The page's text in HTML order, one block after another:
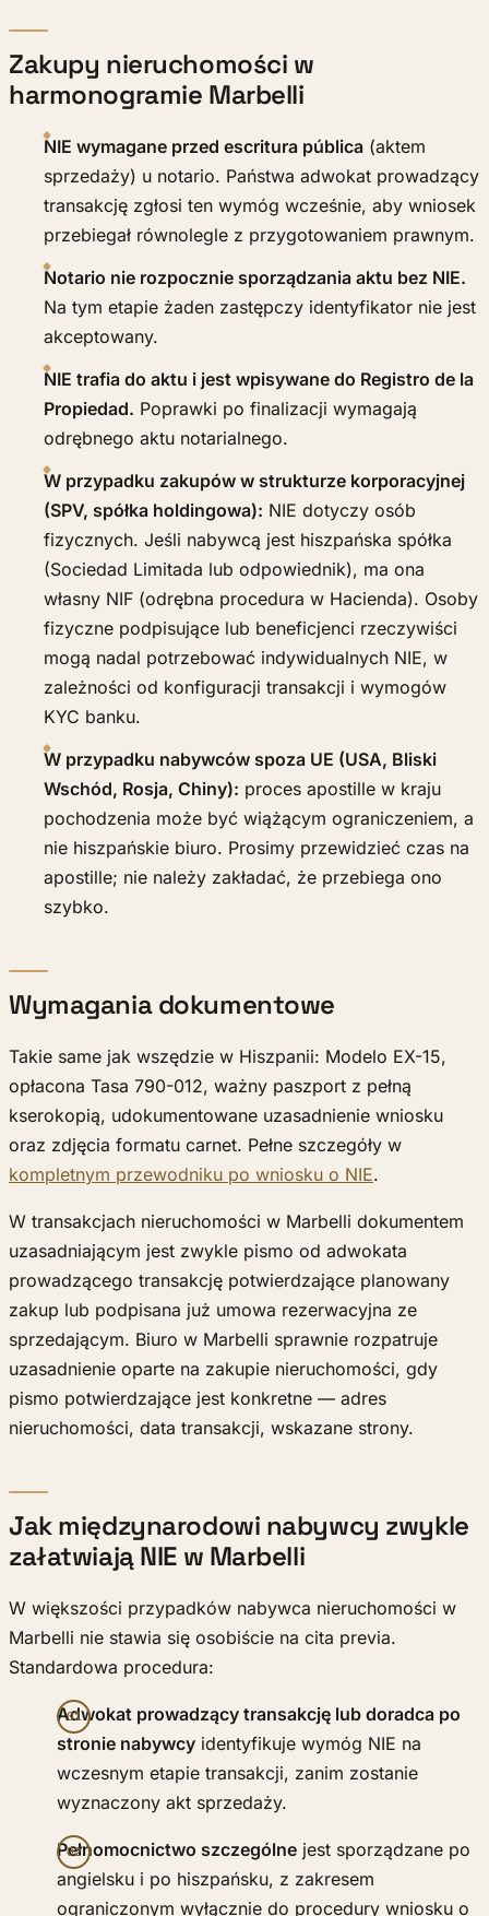
Zakupy nieruchomości w
harmonogramie Marbelli
NIE wymagane przed escritura pública (aktem
sprzedaży) u notario. Państwa adwokat prowadzący
transakcję zgłosi ten wymóg wcześnie, aby wniosek
przebiegał równolegle z przygotowaniem prawnym.
Notario nie rozpocznie sporządzania aktu bez NIE.
Na tym etapie żaden zastępczy identyfikator nie jest
akceptowany.
NIE trafia do aktu i jest wpisywane do Registro de la
Propiedad. Poprawki po finalizacji wymagają
odrębnego aktu notarialnego.
W przypadku zakupów w strukturze korporacyjnej
(SPV, spółka holdingowa): NIE dotyczy osób
fizycznych. Jeśli nabywcą jest hiszpańska spółka
(Sociedad Limitada lub odpowiednik), ma ona
własny NIF (odrębna procedura w Hacienda). Osoby
fizyczne podpisujące lub beneficjenci rzeczywiści
mogą nadal potrzebować indywidualnych NIE, w
zależności od konfiguracji transakcji i wymogów
KYC banku.
W przypadku nabywców spoza UE (USA, Bliski
Wschód, Rosja, Chiny): proces apostille w kraju
pochodzenia może być wiążącym ograniczeniem, a
nie hiszpańskie biuro. Prosimy przewidzieć czas na
apostille; nie należy zakładać, że przebiega ono
szybko.
Wymagania dokumentowe
Takie same jak wszędzie w Hiszpanii: Modelo EX-15,
opłacona Tasa 790-012, ważny paszport z pełną
kserokopią, udokumentowane uzasadnienie wniosku
oraz zdjęcia formatu carnet. Pełne szczegóły w
kompletnym przewodniku po wniosku o NIE.
W transakcjach nieruchomości w Marbelli dokumentem
uzasadniającym jest zwykle pismo od adwokata
prowadzącego transakcję potwierdzające planowany
zakup lub podpisana już umowa rezerwacyjna ze
sprzedającym. Biuro w Marbelli sprawnie rozpatruje
uzasadnienie oparte na zakupie nieruchomości, gdy
pismo potwierdzające jest konkretne — adres
nieruchomości, data transakcji, wskazane strony.
Jak międzynarodowi nabywcy zwykle
załatwiają NIE w Marbelli
W większości przypadków nabywca nieruchomości w
Marbelli nie stawia się osobiście na cita previa.
Standardowa procedura:
Adwokat prowadzący transakcję lub doradca po
stronie nabywcy identyfikuje wymóg NIE na
wczesnym etapie transakcji, zanim zostanie
wyznaczony akt sprzedaży.
Pełnomocnictwo szczególne jest sporządzane po
angielsku i po hiszpańsku, z zakresem
ograniczonym wyłącznie do procedury wniosku o